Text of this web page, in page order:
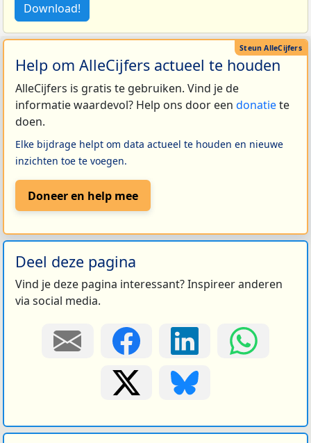
Download!
Help om AlleCijfers actueel te houden
AlleCijfers is gratis te gebruiken. Vind je de
informatie waardevol? Help ons door een donatiete
doen.
Elke bijdrage helpt om data actueel te houden en nieuwe
inzichten toe te voegen.
Doneer en help mee
Deel deze pagina
Vind je deze pagina interessant? Inspireer anderen
via social media.